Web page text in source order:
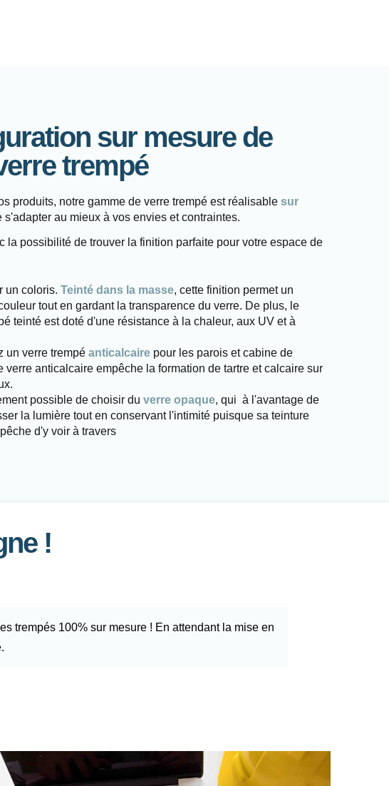
sur mesure de
trempé
produits, notre gamme de verre trempé est réalisable sur
s'adapter au mieux à vos envies et contraintes.
la possibilité de trouver la finition parfaite pour votre espace de
un coloris. Teinté dans la masse, cette finition permet un
tout en gardant la transparence du verre. De plus, le
teinté est doté d'une résistance à la chaleur, aux UV et à
un verre trempé anticalcaire pour les parois et cabine de
verre anticalcaire empêche la formation de tartre et calcaire sur
possible de choisir du verre opaque, qui à l'avantage de
la lumière tout en conservant l'intimité puisque sa teinture
d'y voir à travers
!
trempés 100% sur mesure ! En attendant la mise en